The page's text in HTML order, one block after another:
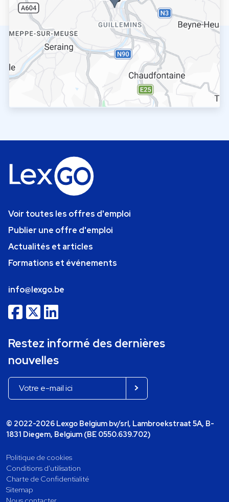
Voir toutes les offres d'emploi
Publier une offre d'emploi
Actualités et articles
Formations et événements
info@lexgo.be
Restez informé des dernières
nouvelles
© 2022-2026 Lexgo Belgium bv/srl, Lambroekstraat 5A, B-
1831 Diegem, Belgium (BE 0550.639.702)
Politique de cookies
Conditions d'utilisation
Charte de Confidentialité
Sitemap